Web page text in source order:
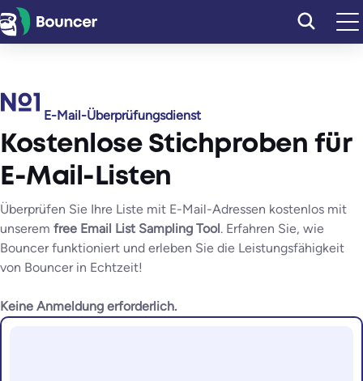
Zum
Inhalt
E-Mail-Überprüfungsdienst
Kostenlose Stichproben für
E-Mail-Listen
Überprüfen Sie Ihre Liste mit E-Mail-Adressen kostenlos mit
unserem free Email List Sampling Tool. Erfahren Sie, wie
Bouncer funktioniert und erleben Sie die Leistungsfähigkeit
von Bouncer in Echtzeit!
Keine Anmeldung erforderlich.